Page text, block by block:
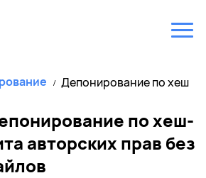
Депонирование по хеш
по хеш-
авторских прав без